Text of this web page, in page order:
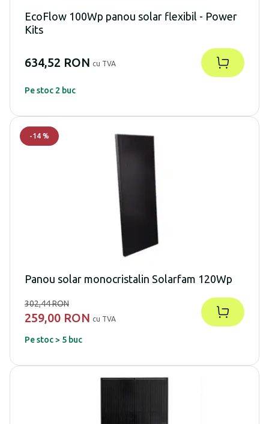
EcoFlow 100Wp panou solar flexibil - Power
Kits
634,52 RON cu TVA
Pe stoc 2 buc
-14 %
Panou solar monocristalin Solarfam 120Wp
302,44 RON
259,00 RON cu TVA
Pe stoc > 5 buc